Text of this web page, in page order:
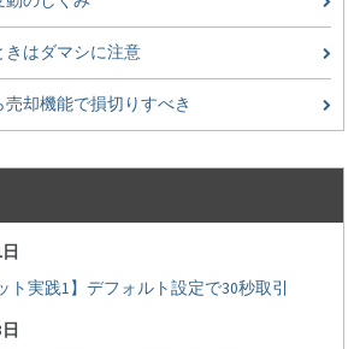
きはダマシに注意
却機能で損切りすべき
ト実践1】デフォルト設定で30秒取引